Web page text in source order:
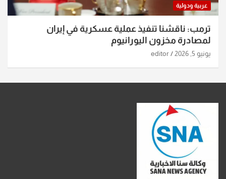
عربية ودولية
ترمب: ناقشنا تنفيذ عملية عسكرية في إيران
لمصادرة مخزون اليورانيوم
يونيو 5, 2026 editor